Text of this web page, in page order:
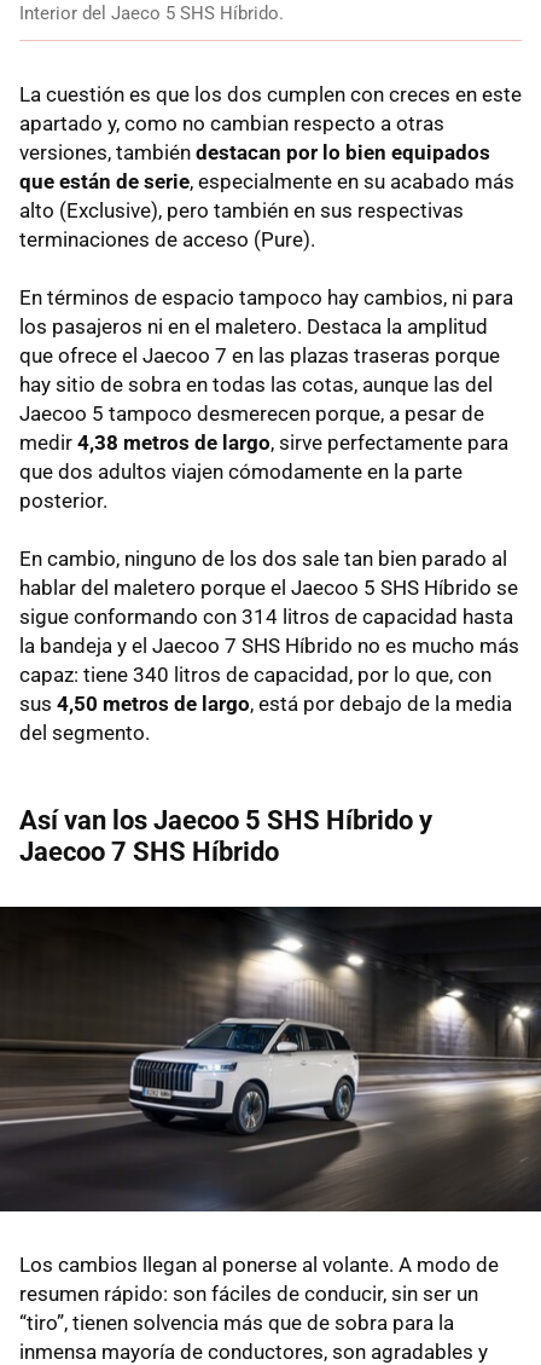
Interior del Jaeco 5 SHS Híbrido.
La cuestión es que los dos cumplen con creces en este
apartado y, como no cambian respecto a otras
versiones, también destacan por lo bien equipados
que están de serie, especialmente en su acabado más
alto (Exclusive), pero también en sus respectivas
terminaciones de acceso (Pure).
En términos de espacio tampoco hay cambios, ni para
los pasajeros ni en el maletero. Destaca la amplitud
que ofrece el Jaecoo 7 en las plazas traseras porque
hay sitio de sobra en todas las cotas, aunque las del
Jaecoo 5 tampoco desmerecen porque, a pesar de
medir 4,38 metros de largo, sirve perfectamente para
que dos adultos viajen cómodamente en la parte
posterior.
En cambio, ninguno de los dos sale tan bien parado al
hablar del maletero porque el Jaecoo 5 SHS Híbrido se
sigue conformando con 314 litros de capacidad hasta
la bandeja y el Jaecoo 7 SHS Híbrido no es mucho más
capaz: tiene 340 litros de capacidad, por lo que, con
sus 4,50 metros de largo, está por debajo de la media
del segmento.
Así van los Jaecoo 5 SHS Híbrido y
Jaecoo 7 SHS Híbrido
Los cambios llegan al ponerse al volante. A modo de
resumen rápido: son fáciles de conducir, sin ser un
“tiro”, tienen solvencia más que de sobra para la
inmensa mayoría de conductores, son agradables y